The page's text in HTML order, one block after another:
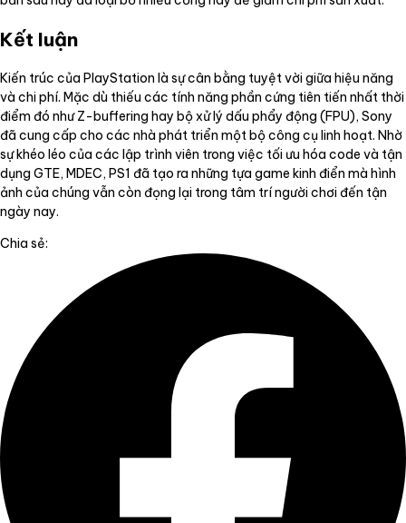
Kết luận
Kiến trúc của PlayStation là sự cân bằng tuyệt vời giữa hiệu năng
và chi phí. Mặc dù thiếu các tính năng phần cứng tiên tiến nhất thời
điểm đó như Z-buffering hay bộ xử lý dấu phẩy động (FPU), Sony
đã cung cấp cho các nhà phát triển một bộ công cụ linh hoạt. Nhờ
sự khéo léo của các lập trình viên trong việc tối ưu hóa code và tận
dụng GTE, MDEC, PS1 đã tạo ra những tựa game kinh điển mà hình
ảnh của chúng vẫn còn đọng lại trong tâm trí người chơi đến tận
ngày nay.
Chia sẻ: